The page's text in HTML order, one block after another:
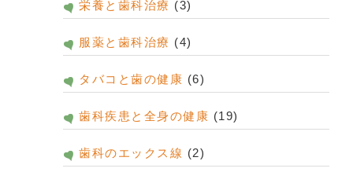
栄養と歯科治療 (3)
服薬と歯科治療 (4)
タバコと歯の健康 (6)
歯科疾患と全身の健康 (19)
歯科のエックス線 (2)